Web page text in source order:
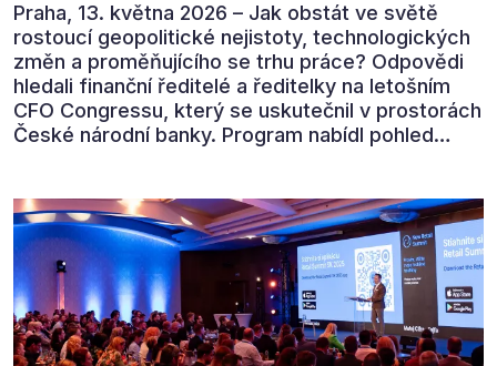
Praha, 13. května 2026 – Jak obstát ve světě
rostoucí geopolitické nejistoty, technologických
změn a proměňujícího se trhu práce? Odpovědi
hledali finanční ředitelé a ředitelky na letošním
CFO Congressu, který se uskutečnil v prostorách
České národní banky. Program nabídl pohled
automatizaci, leadership i budoucnost role CFO.